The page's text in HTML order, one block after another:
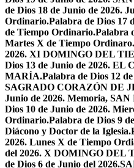
de Dios 18 de Junio de 2026.
Ordinario.Palabra de Dios 17
de Tiempo Ordinario.Palabra
Martes X de Tiempo Ordinaro.
2026. XI DOMINGO DEL
Dios 13 de Junio de 2026.
MARÍA.Palabra de Dios 12
SAGRADO CORAZÓN DE
Junio de 2026. Memoria,
Dios 10 de Junio de 2026.
Ordinario.Palabra de Dios 9
Diácono y Doctor de la Iglesia.
2026. Lunes X de Tiempo
del 2026. X DOMINGO DEL
de Dios 6 de Junio del